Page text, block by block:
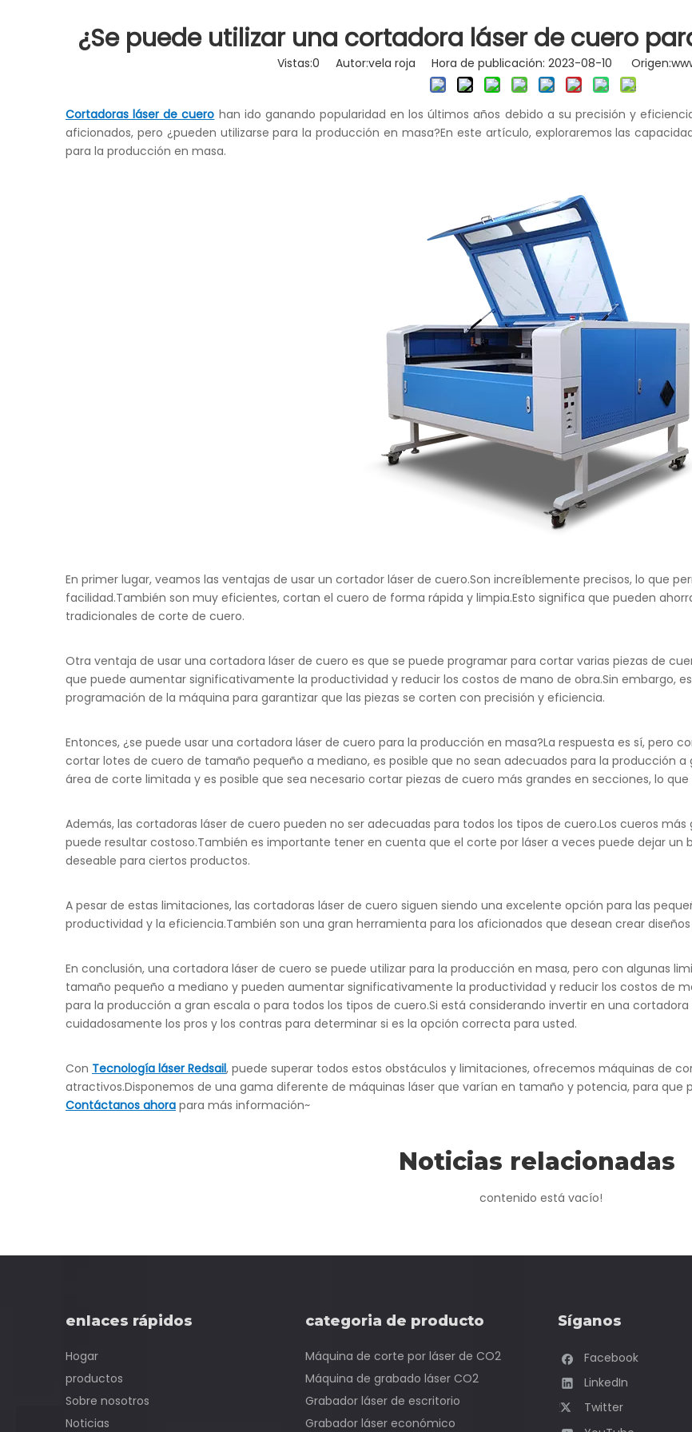
Cortador láser
Grabador láser
¿Se puede utilizar una cortadora láser de cuero
Vistas:0 Autor:vela roja Hora de publicación: 2023-08-10 Origen:
Cortadoras láser de cuero han ido ganando popularidad en los últimos años debido a su precisión y
aficionados, pero ¿pueden utilizarse para la producción en masa?En este artículo, exploraremos las
para la producción en masa.
En primer lugar, veamos las ventajas de usar un cortador láser de cuero.Son increíblemente precisos, lo que
facilidad.También son muy eficientes, cortan el cuero de forma rápida y limpia.Esto significa que pueden
tradicionales de corte de cuero.
Otra ventaja de usar una cortadora láser de cuero es que se puede programar para cortar varias piezas de
que puede aumentar significativamente la productividad y reducir los costos de mano de obra.Sin embargo,
programación de la máquina para garantizar que las piezas se corten con precisión y eficiencia.
Entonces, ¿se puede usar una cortadora láser de cuero para la producción en masa?La respuesta es sí, pero
cortar lotes de cuero de tamaño pequeño a mediano, es posible que no sean adecuados para la producción a
área de corte limitada y es posible que sea necesario cortar piezas de cuero más grandes en secciones, lo
Además, las cortadoras láser de cuero pueden no ser adecuadas para todos los tipos de cuero.Los cueros
puede resultar costoso.También es importante tener en cuenta que el corte por láser a veces puede dejar un
deseable para ciertos productos.
A pesar de estas limitaciones, las cortadoras láser de cuero siguen siendo una excelente opción para las
productividad y la eficiencia.También son una gran herramienta para los aficionados que desean crear
En conclusión, una cortadora láser de cuero se puede utilizar para la producción en masa, pero con algunas
tamaño pequeño a mediano y pueden aumentar significativamente la productividad y reducir los costos de
para la producción a gran escala o para todos los tipos de cuero.Si está considerando invertir en una
cuidadosamente los pros y los contras para determinar si es la opción correcta para usted.
Con Tecnología láser Redsail, puede superar todos estos obstáculos y limitaciones, ofrecemos máquinas de
atractivos.Disponemos de una gama diferente de máquinas láser que varían en tamaño y potencia, para que
Contáctanos ahora para más información~
Noticias relacionadas
contenido está vacío!
enlaces rápidos
Hogar
productos
Sobre nosotros
Noticias
categoria de producto
Máquina de corte por láser de CO2
Máquina de grabado láser CO2
Grabador láser de escritorio
Grabador láser económico
Síganos
Facebook
LinkedIn
Twitter